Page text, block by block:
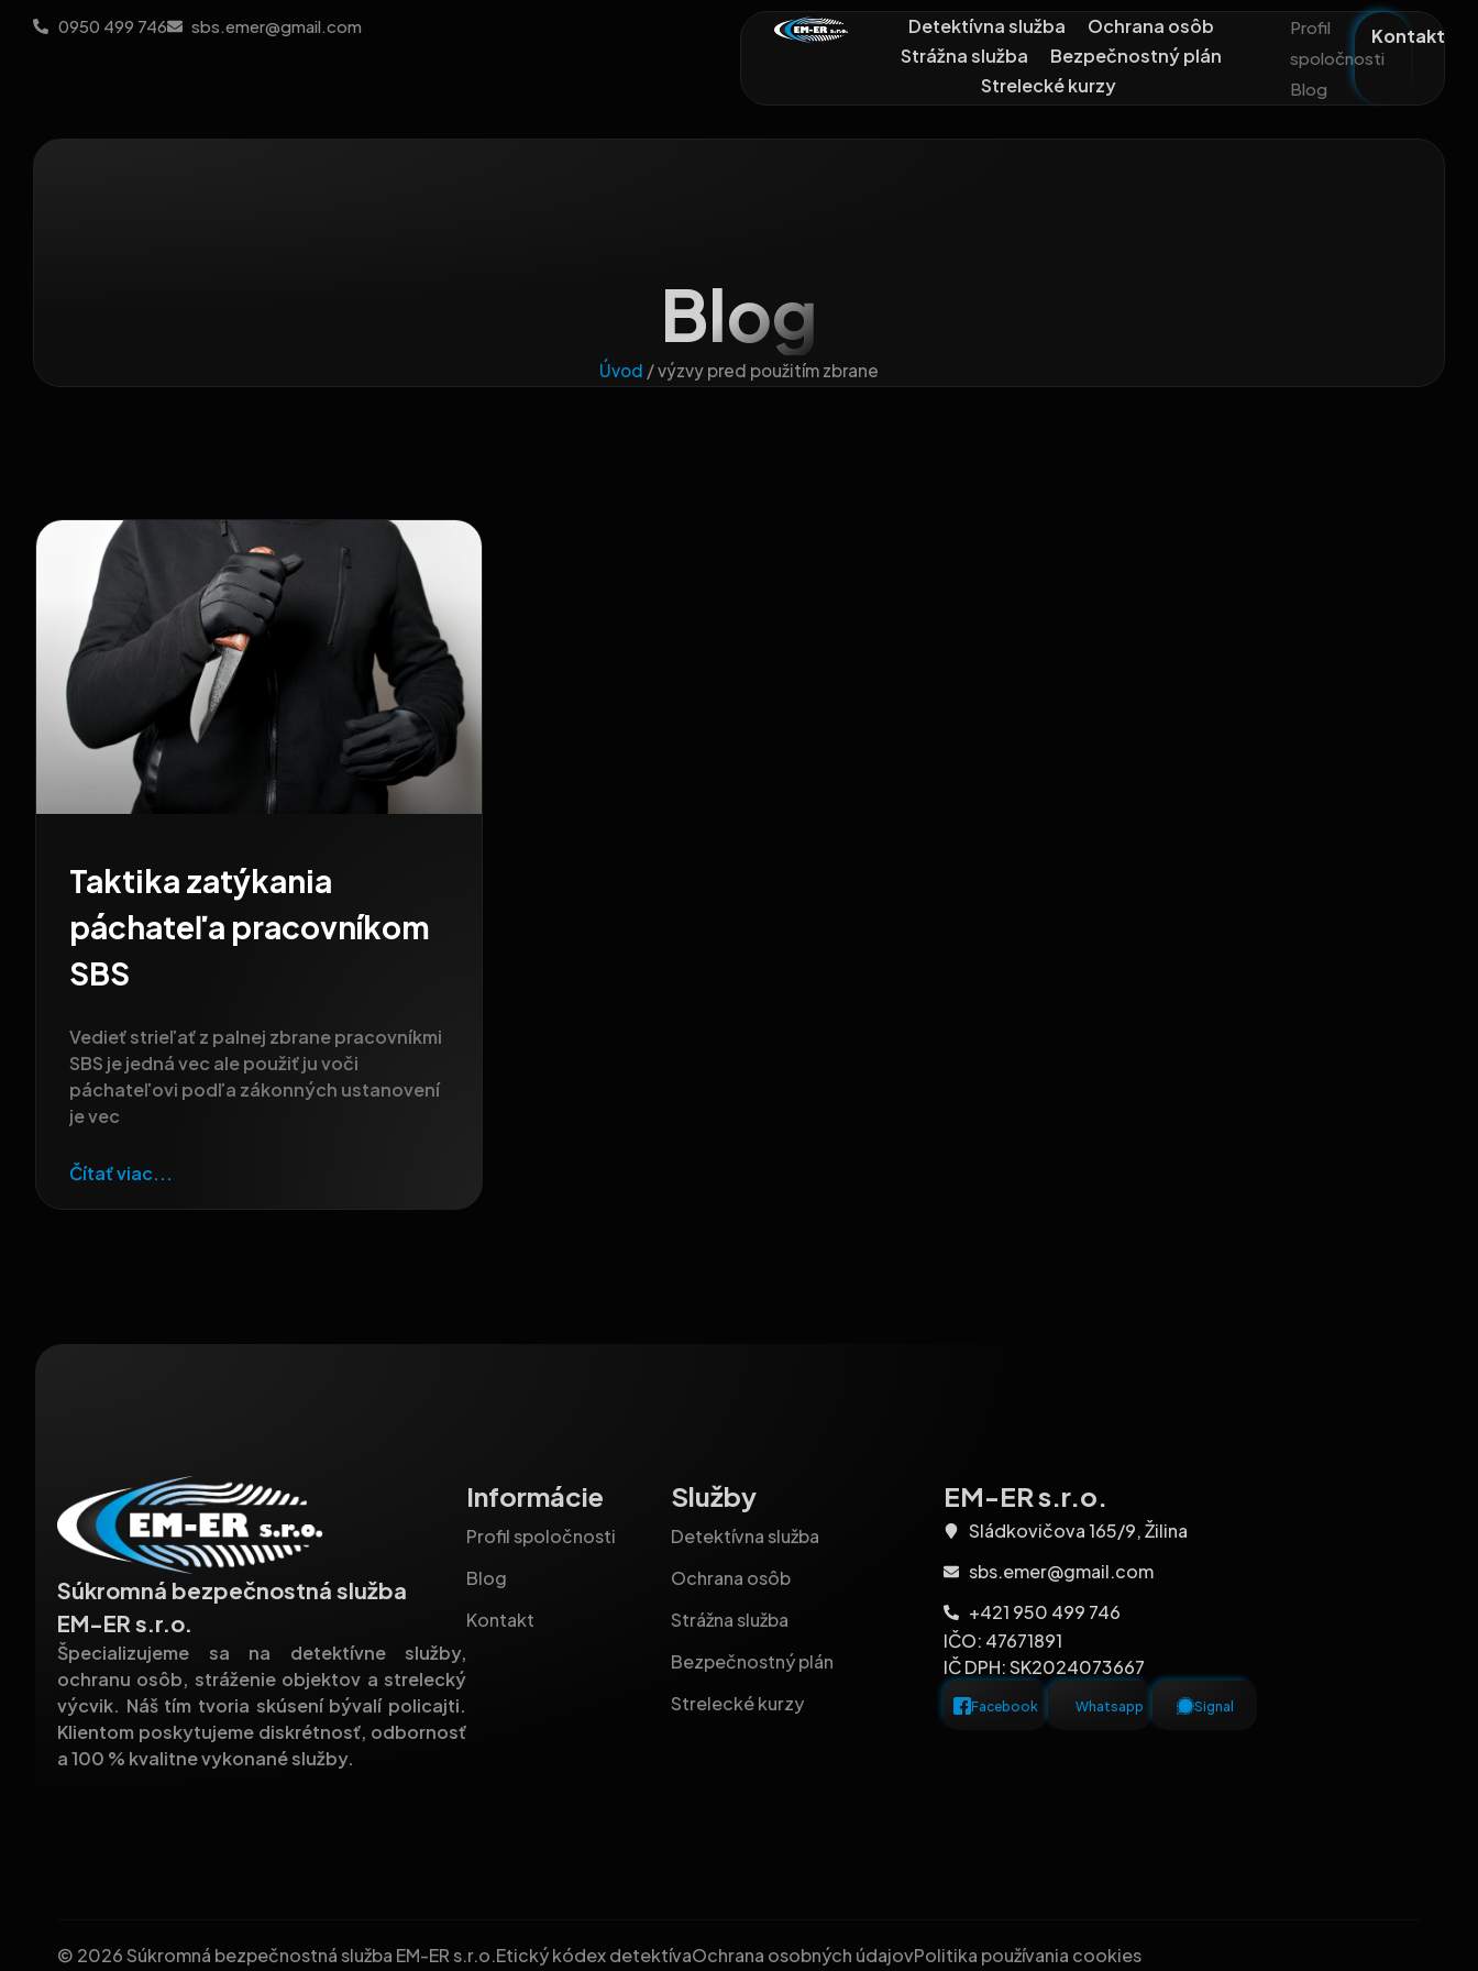
0950 499 746 sbs.emer@gmail.com Detektívna služba
Ochrana osôb
Strážna služba
Bezpečnostný plán
Strelecké kurzy
Profil
spoločnosti
Blog
Kontakt
Blog
Úvod /výzvy pred použitím zbrane
Taktika zatýkania
páchateľa pracovníkom
SBS
Vedieť strieľať z palnej zbrane pracovníkmi
SBS je jedná vec ale použiť ju voči
páchateľovi podľa zákonných ustanovení
je vec
Čítať viac...
Súkromná bezpečnostná služba
EM-ER s.r.o.
Špecializujeme sa na detektívne služby,
ochranu osôb, stráženie objektov a strelecký
výcvik. Náš tím tvoria skúsení bývalí policajti.
Klientom poskytujeme diskrétnosť, odbornosť
a 100 % kvalitne vykonané služby.
Informácie
Profil spoločnosti
Blog
Kontakt
Služby
Detektívna služba
Ochrana osôb
Strážna služba
Bezpečnostný plán
Strelecké kurzy
EM-ER s.r.o.
Sládkovičova 165/9, Žilina
sbs.emer@gmail.com
+421 950 499 746
IČO: 47671891
IČ DPH: SK2024073667
Facebook Whatsapp Signal
© 2026 Súkromná bezpečnostná služba EM-ER s.r.o.Etický kódex detektívaOchrana osobných údajovPolitika používania cookies